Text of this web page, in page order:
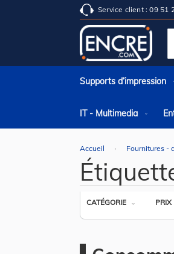
Service client : 09 51
Supports d’impression
IT - Multimedia
Accueil Fournitures -
CATÉGORIE PRIX